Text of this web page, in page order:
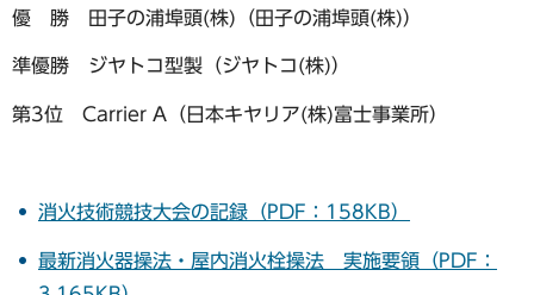
優 勝 田子の浦埠頭(株)（田子の浦埠頭(株)）
準優勝 ジヤトコ型製（ジヤトコ(株)）
第3位 Carrier A（日本キヤリア(株)富士事業所）
消火技術競技大会の記録（PDF：158KB）
最新消火器操法・屋内消火栓操法 実施要領（PDF：